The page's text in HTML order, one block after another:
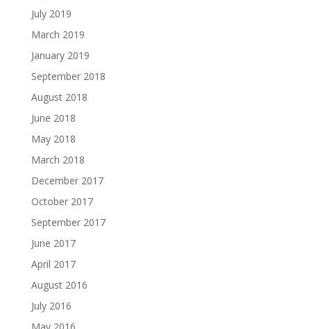
July 2019
March 2019
January 2019
September 2018
August 2018
June 2018
May 2018
March 2018
December 2017
October 2017
September 2017
June 2017
April 2017
August 2016
July 2016